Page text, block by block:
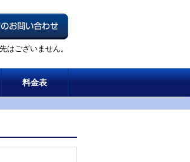
はございません。
料金表